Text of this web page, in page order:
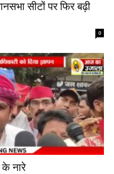
सीटों पर फिर बढ़ी
0
के नारे